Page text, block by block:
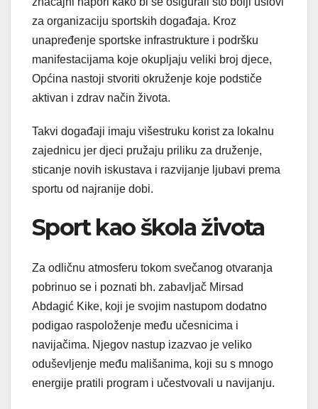
za organizaciju sportskih događaja. Kroz
unapređenje sportske infrastrukture i podršku
manifestacijama koje okupljaju veliki broj djece,
Općina nastoji stvoriti okruženje koje podstiče
aktivan i zdrav način života.
Takvi događaji imaju višestruku korist za lokalnu
zajednicu jer djeci pružaju priliku za druženje,
sticanje novih iskustava i razvijanje ljubavi prema
sportu od najranije dobi.
Sport kao škola života
Za odličnu atmosferu tokom svečanog otvaranja
pobrinuo se i poznati bh. zabavljač Mirsad
Abdagić Kike, koji je svojim nastupom dodatno
podigao raspoloženje među učesnicima i
navijačima. Njegov nastup izazvao je veliko
oduševljenje među mališanima, koji su s mnogo
energije pratili program i učestvovali u navijanju.